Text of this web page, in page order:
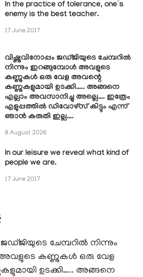
In the practice of tolerance, one’s
enemy is the best teacher.
17 June 2017
വിഷ്ണുവിനോപ്പം ജഡ്ജിയുടെ ചേമ്പറിൽ
നിന്നും ഇറങ്ങുമ്പോൾ അവളുടെ
കണ്ണുകൾ ഒരു വേള അവന്റെ
കണ്ണുകളുമായി ഉടക്കി….. അങ്ങനെ
എല്ലാം അവസാനിച്ചു അല്ലെ…. ഇത്രേം
എളുപ്പത്തിൽ ഡിവോഴ്സ് കിട്ടും എന്ന്
ഞാൻ കരുതി ഇല്ല….
8 August 2026
In our leisure we reveal what kind of
people we are.
17 June 2017
ജഡ്ജിയുടെ ചേമ്പറിൽ നിന്നും
കണ്ണുകൾ ഒരു വേള
ഉടക്കി….. അങ്ങനെ